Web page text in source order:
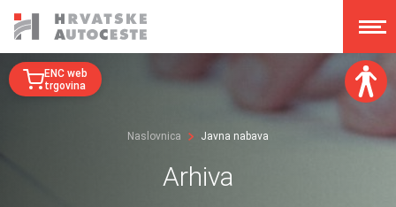
Veličina fonta:
ENC web
trgovina
Naslovnica Javna nabava
Arhiva